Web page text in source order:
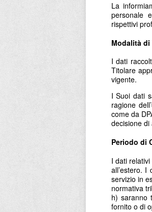
La
personale
rispettivi
Modalità
I dati
Titolare
vigente.
I Suoi dati
ragione
come da
decisione di
Periodo di
I dati
all’estero.
servizio in
normativa
h) saranno
fornito o di